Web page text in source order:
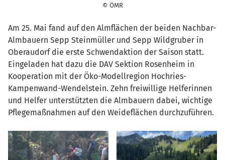
© ÖMR
Am 25. Mai fand auf den Almflächen der beiden Nachbar-
Almbauern Sepp Steinmüller und Sepp Wildgruber in
Oberaudorf die erste Schwendaktion der Saison statt.
Eingeladen hat dazu die DAV Sektion Rosenheim in
Kooperation mit der Öko-Modellregion Hochries-
Kampenwand-Wendelstein. Zehn freiwillige Helferinnen
und Helfer unterstützten die Almbauern dabei, wichtige
Pflegemaßnahmen auf den Weideflächen durchzuführen.